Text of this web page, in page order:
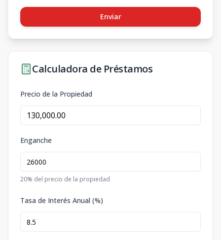
Enviar
Calculadora de Préstamos
Precio de la Propiedad
Enganche
20% del precio de la propiedad
Tasa de Interés Anual (%)